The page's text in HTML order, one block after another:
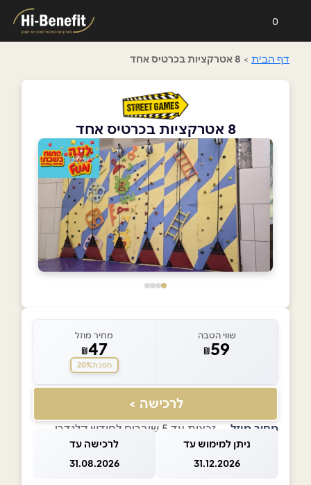
0
דף הבית > 8 אטרקציות בכרטיס אחד
8 אטרקציות בכרטיס אחד
שווי הטבה
₪59
מחיר מוזל
₪47
חסכת20%
לרכישה >
מחיר מוזל — זכאות עד 5 שוברים לחודש קלנדרי
ניתן למימוש עד
31.12.2026
לרכישה עד
31.08.2026